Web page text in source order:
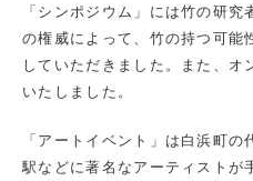
「シンポジウム」には竹の研
の権威によって、竹の持つ可能
していただきました。また、オ
いたしました。
「アートイベント」は白浜町の
駅などに著名なアーティストが